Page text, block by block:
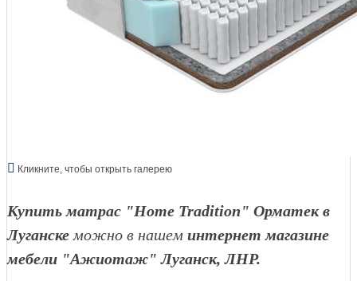
Кликните, чтобы открыть галерею
Купить матрас "Home Tradition" Орматек в
Луганскеможно в нашем интернет магазине
мебели "Ажиотаж" Луганск, ЛНР.